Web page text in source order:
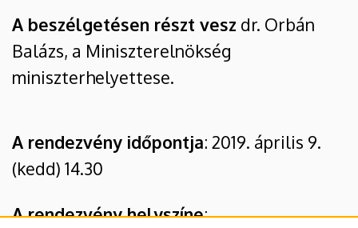
A beszélgetésen részt vesz dr. Orbán
Balázs, a Miniszterelnökség
miniszterhelyettese.
A rendezvény időpontja: 2019. április 9.
(kedd) 14.30
A rendezvény helyszíne: